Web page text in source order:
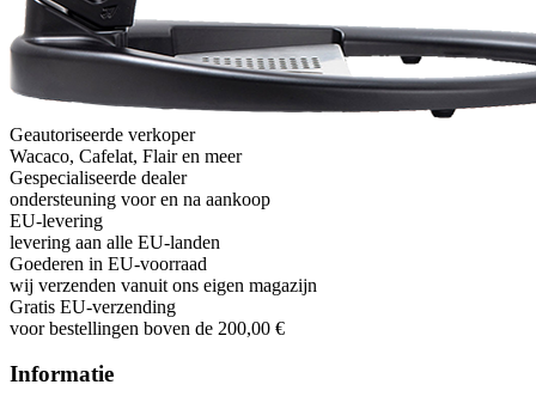
Geautoriseerde verkoper
Wacaco, Cafelat, Flair en meer
Gespecialiseerde dealer
ondersteuning voor en na aankoop
EU-levering
levering aan alle EU-landen
Goederen in EU-voorraad
wij verzenden vanuit ons eigen magazijn
Gratis EU-verzending
voor bestellingen boven de 200,00 €
Informatie